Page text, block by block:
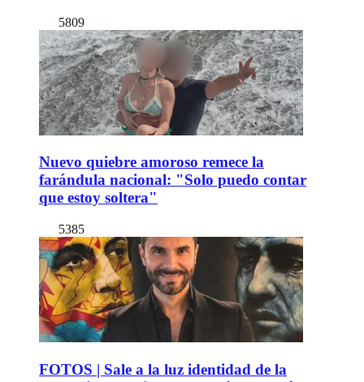
5809
Nuevo quiebre amoroso remece la
farándula nacional: "Solo puedo contar
que estoy soltera"
5385
FOTOS | Sale a la luz identidad de la